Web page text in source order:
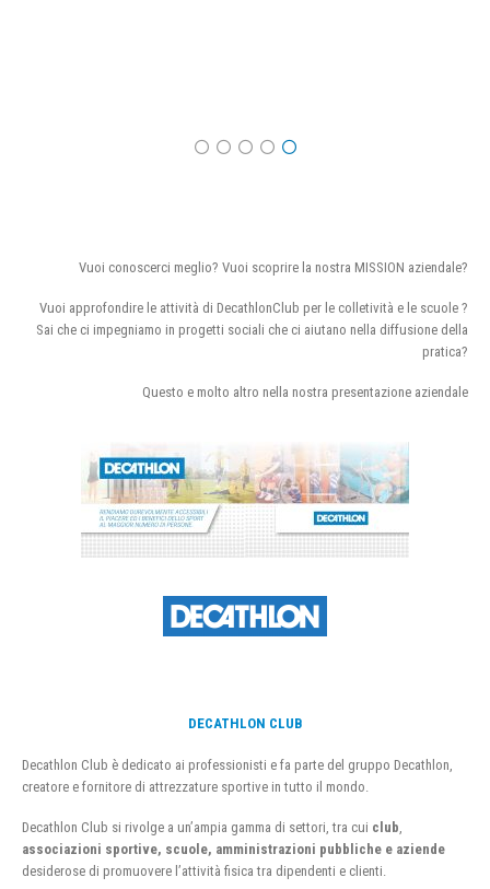
Vuoi conoscerci meglio? Vuoi scoprire la nostra MISSION aziendale?
Vuoi approfondire le attività di DecathlonClub per le colletività e le scuole ?
Sai che ci impegniamo in progetti sociali che ci aiutano nella diffusione della
pratica?
Questo e molto altro nella nostra presentazione aziendale
DECATHLON CLUB
Decathlon Club è dedicato ai professionisti e fa parte del gruppo Decathlon,
creatore e fornitore di attrezzature sportive in tutto il mondo.
Decathlon Club si rivolge a un’ampia gamma di settori, tra cui club
associazioni sportive, scuole, amministrazioni pubbliche e aziende
desiderose di promuovere l’attività fisica tra dipendenti e clienti.